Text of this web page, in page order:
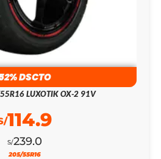
DSCTO
LUXOTIK OX-2 91V
S/239.0
114.9
205/55R16